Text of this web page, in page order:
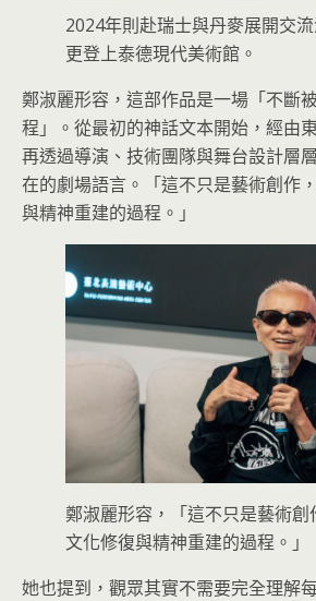
2024年則赴瑞士與丹麥展開交
更登上泰德現代美術館。
鄭淑麗形容，這部作品是一場「不斷
程」。從最初的神話文本開始，經由
再透過導演、技術團隊與舞台設計層
在的劇場語言。「這不只是藝術創作
與精神重建的過程。」
鄭淑麗形容，「這不只是藝術創
文化修復與精神重建的過程。」
她也提到，觀眾其實不需要完全理解